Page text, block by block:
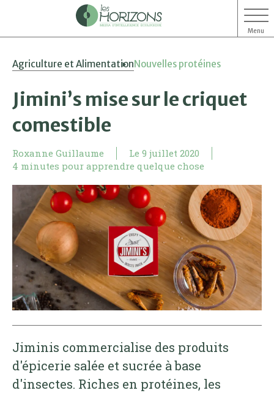
Menu
Agriculture et AlimentationNouvelles protéines
Jimini’s mise sur le criquet
comestible
Roxanne Guillaume Le 9 juillet 2020
4 minutes pour apprendre quelque chose
Jiminis commercialise des produits
d'épicerie salée et sucrée à base
d'insectes. Riches en protéines, les